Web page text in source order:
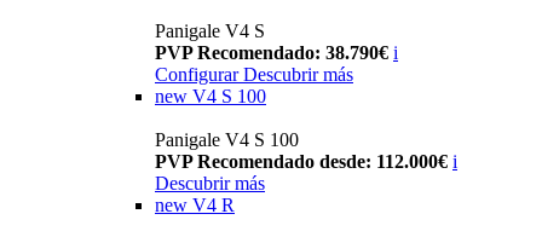
Panigale V4 S
PVP Recomendado: 38.790€ i
Configurar Descubrir más
new V4 S 100
Panigale V4 S 100
PVP Recomendado desde: 112.000€ i
Descubrir más
new V4 R